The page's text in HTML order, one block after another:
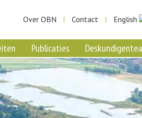
Over OBN | Contact | English
Publicaties